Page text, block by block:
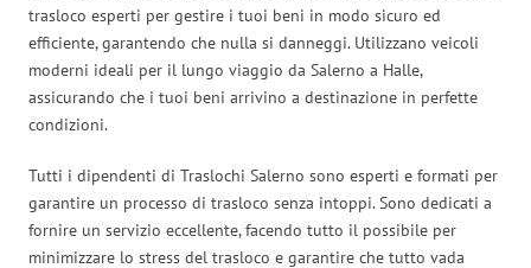
trasloco esperti per gestire i tuoi beni in modo sicuro ed
efficiente, garantendo che nulla si danneggi. Utilizzano veicoli
moderni ideali per il lungo viaggio da Salerno a Halle,
assicurando che i tuoi beni arrivino a destinazione in perfette
condizioni.
Tutti i dipendenti di Traslochi Salerno sono esperti e formati per
garantire un processo di trasloco senza intoppi. Sono dedicati a
fornire un servizio eccellente, facendo tutto il possibile per
minimizzare lo stress del trasloco e garantire che tutto vada